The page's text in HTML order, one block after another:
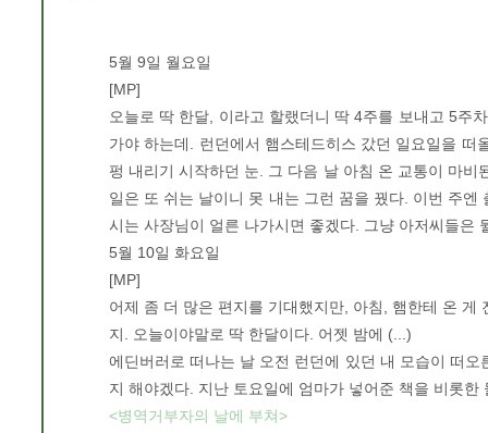
5월 9일 월요일
[MP]
오늘로 딱 한달, 이라고 할랬더니 딱 4주를 보내고 5주
가야 하는데. 런던에서 햄스테드히스 갔던 일요일을
펑 내리기 시작하던 눈. 그 다음 날 아침 온 교통이 마
일은 또 쉬는 날이니 못 내는 그런 꿈을 꿨다. 이번 주
시는 사장님이 얼른 나가시면 좋겠다. 그냥 아저씨들은
5월 10일 화요일
[MP]
어제 좀 더 많은 편지를 기대했지만, 아침, 햄한테 온
지. 오늘이야말로 딱 한달이다. 어젯 밤에 (...)
에딘버러로 떠나는 날 오전 런던에 있던 내 모습이 떠
지 해야겠다. 지난 토요일에 엄마가 넣어준 책을 비롯
<병역거부자의 날에 부쳐>